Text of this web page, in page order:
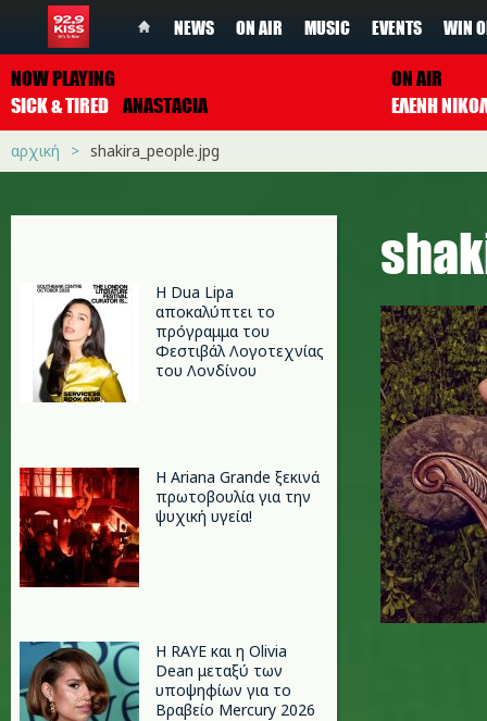
NEWS ON AIR MUSIC EVENTS WIN
NOW PLAYING
SICK & TIRED ANASTACIA
ON AIR
ΕΛΕΝΗ
αρχική shakira_people.jpg
Η Dua Lipa
αποκαλύπτει το
πρόγραμμα του
Φεστιβάλ Λογοτεχνίας
του Λονδίνου
Η Ariana Grande ξεκινά
πρωτοβουλία για την
ψυχική υγεία!
Η RAYE και η Olivia
Dean μεταξύ των
υποψηφίων για το
Βραβείο Mercury 2026